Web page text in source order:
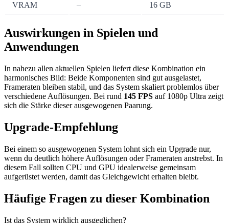
VRAM
– 16 GB
Auswirkungen in Spielen und
Anwendungen
In nahezu allen aktuellen Spielen liefert diese Kombination ein
harmonisches Bild: Beide Komponenten sind gut ausgelastet,
Frameraten bleiben stabil, und das System skaliert problemlos über
verschiedene Auflösungen. Bei rund 145 FPS auf 1080p Ultra zeigt
sich die Stärke dieser ausgewogenen Paarung.
Upgrade-Empfehlung
Bei einem so ausgewogenen System lohnt sich ein Upgrade nur,
wenn du deutlich höhere Auflösungen oder Frameraten anstrebst. In
diesem Fall sollten CPU und GPU idealerweise gemeinsam
aufgerüstet werden, damit das Gleichgewicht erhalten bleibt.
Häufige Fragen zu dieser Kombination
Ist das System wirklich ausgeglichen?